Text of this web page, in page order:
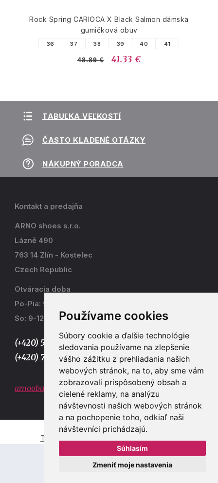
Používame cookies
Súbory cookie a ďalšie technológie
sledovania používame na zlepšenie
vášho zážitku z prehliadania našich
webových stránok, na to, aby sme vám
zobrazovali prispôsobený obsah a
cielené reklamy, na analýzu
návštevnosti našich webových stránok
a na pochopenie toho, odkiaľ naši
návštevníci prichádzajú.
Súhlasím
Zmeniť moje nastavenia
Rock Spring CARIOCA X Black Salmon dámska
gumičková obuv
36 37 38 39 40 41
48.89 € 41.33 €
TABUĽKA VEĽKOSTÍ
ČASTO KLADENÉ OTÁZKY
NÁKUPNÝ PORADCA
Kontakt a predajňa
ARNO shoes s.r.o.
Lázně 490
763 14 Zlín - Kostelec
Czech Republic
Otváracia doba
Po-Pia: 9-17
So: 9-12
(+420) 577 915 036,
(+420) 773 667 390
arnoobuv@gmail.com
Tvorba e-shopů a webových stránek Zlín